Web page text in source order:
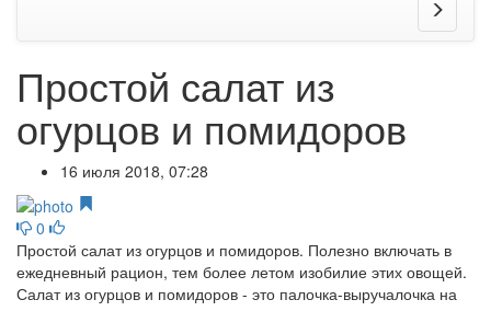
Простой салат из
огурцов и помидоров
16 июля 2018, 07:28
0
Простой салат из огурцов и помидоров. Полезно включать в
ежедневный рацион, тем более летом изобилие этих овощей.
Салат из огурцов и помидоров - это палочка-выручалочка на